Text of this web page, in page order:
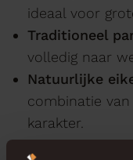
ideaal voor
Traditioneel
volledig naar
Natuurlijke
combinatie
karakter.